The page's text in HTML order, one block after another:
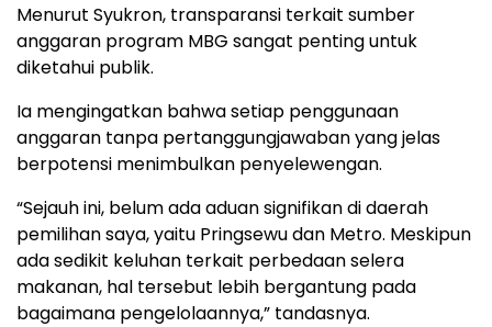
Menurut Syukron, transparansi terkait sumber
anggaran program MBG sangat penting untuk
diketahui publik.
Ia mengingatkan bahwa setiap penggunaan
anggaran tanpa pertanggungjawaban yang jelas
berpotensi menimbulkan penyelewengan.
“Sejauh ini, belum ada aduan signifikan di daerah
pemilihan saya, yaitu Pringsewu dan Metro. Meskipun
ada sedikit keluhan terkait perbedaan selera
makanan, hal tersebut lebih bergantung pada
bagaimana pengelolaannya,” tandasnya.